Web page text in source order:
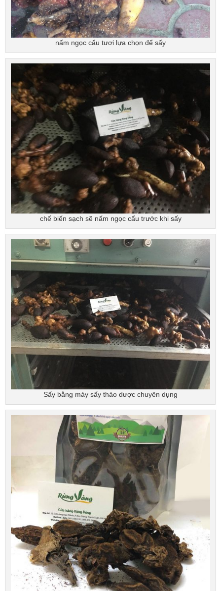
nấm ngọc cẩu tươi lựa chọn để sấy
chế biến sạch sẽ nấm ngọc cẩu trước khi sấy
Sấy bằng máy sấy thảo dược chuyên dụng